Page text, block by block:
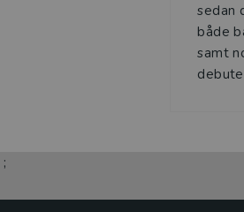
sedan
både
samt
;